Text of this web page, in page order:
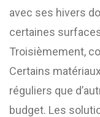
avec ses hivers
certaines
Troisièmement,
Certains
réguliers que
budget. Les